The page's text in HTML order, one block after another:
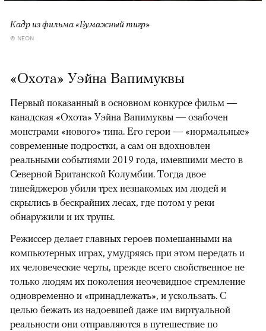
Кадр из фильма «Бумажный тигр»
© NEON
«Охота» Уэйна Вапимуквы
Первый показанный в основном конкурсе фильм —
канадская «Охота» Уэйна Вапимуквы — озабочен
монстрами «нового» типа. Его герои — «нормальные»
современные подростки, а сам он вдохновлен
реальными событиями 2019 года, имевшими место в
Северной Британской Колумбии. Тогда двое
тинейджеров убили трех незнакомых им людей и
скрылись в бескрайних лесах, где потом у реки
обнаружили и их трупы.
Режиссер делает главных героев помешанными на
компьютерных играх, умудряясь при этом передать и
их человеческие черты, прежде всего свойственное не
только людям их поколения неочевидное стремление
одновременно и «принадлежать», и ускользать. С
целью бежать из надоевшей даже им виртуальной
реальности они отправляются в путешествие по